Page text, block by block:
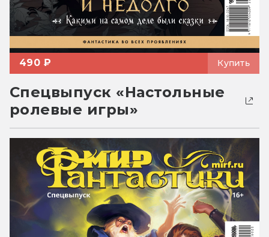
490 ₽ Купить
Спецвыпуск «Настольные
ролевые игры»